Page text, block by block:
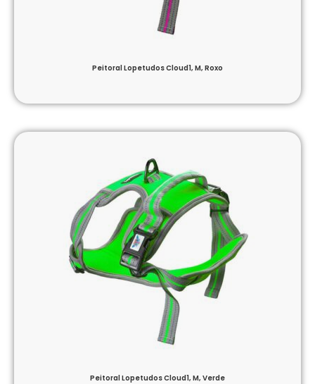
Peitoral Lopetudos Cloud1, M, Roxo
Peitoral Lopetudos Cloud1, M, Verde